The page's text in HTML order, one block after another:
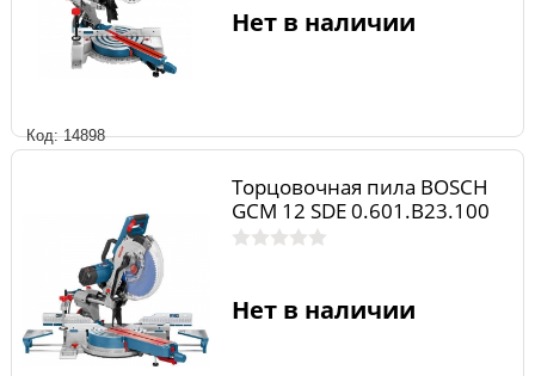
Код: 14898
Нет в наличии
Торцовочная пила BOSCH
GCM 12 SDE 0.601.B23.100
Нет в наличии